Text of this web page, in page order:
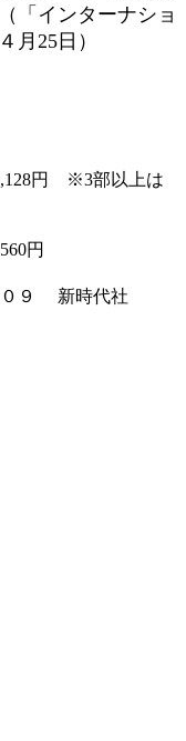
「インターナショ
月25日）
円 ※3部以上は
円
０９ 新時代社